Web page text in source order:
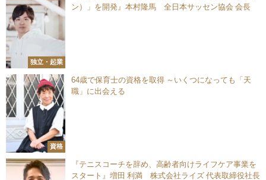
独立・起業
ン）」を開発』本村隆馬 全日本サッセン協会 会長
資格
64歳で保育士の資格を取得 ～いくつになっても「天
職」に出会える
『テニスコーチを辞め、高齢者向けライフケア事業を
スタート』増田 利満 株式会社ライズ 代表取締役社長